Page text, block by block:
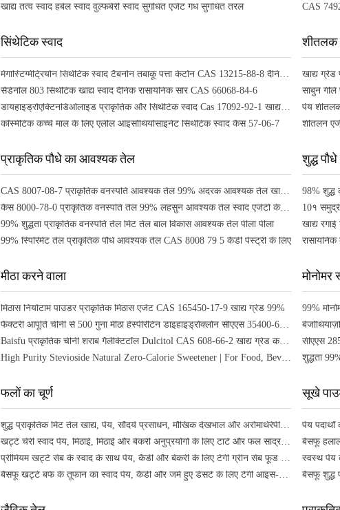
खाद्य तत्व स्वाद हर्बल स्वाद वुल्फबेरी स्वाद सुगंधित एजेंट गंध सुगंधित तरल
CAS
सिंथेटिक स्वाद
मेगास्टिग्मेट्रियोन सिंथेटिक स्वाद टैबनोन तंबाकू पत्ता केटोन CAS 13215-88-8 दैनिक रासायनिक
सैंडेनॉल 803 सिंथेटिक खाद्य स्वाद दैनिक रासायनिक सार CAS 66068-84-6
डायहाइड्रोएक्टिनडिओलाइड प्राकृतिक और सिंथेटिक स्वाद Cas 17092-92-1 खाद्य योज्य के लिए
कॉस्मेटिक कच्चे माल के लिए एलील आइसोथियोसाइनेट सिंथेटिक स्वाद कैस 57-06-7
खाद्य
साबुन
पेय
प्राकृतिक पौधे का आवश्यक तेल
CAS 8007-08-7 प्राकृतिक वनस्पति आवश्यक तेल 99% अदरक आवश्यक तेल खाद्य स्वाद और सुगंध के लिए
कैस 8000-78-0 प्राकृतिक वनस्पति तेल 99% लहसुन आवश्यक तेल स्वाद एजेंटों के लिए
99% शुद्धता प्राकृतिक वनस्पति तेल मिंट तेल बाल विकास आवश्यक तेल पीला पीला
99% स्पिरिमेंट तेल प्राकृतिक पौधे आवश्यक तेल CAS 8008 79 5 कैंडी पेस्ट्री के लिए
शुद्ध
98% शुद्ध
10१
खाद्य
मीठा करने वाला
मिठास नियोटाम पाउडर प्राकृतिक मिठास एजेंट CAS 165450-17-9 खाद्य ग्रेड 99%
फैक्टरी आपूर्ति चीनी से 500 गुना मीठा हेस्पेरिटिन डाइहाइड्रोक्लोन सीएएस 35400-60-3
Baisfu प्राकृतिक चीनी शराब गैलेक्टिटॉल Dulcitol CAS 608-66-2 खाद्य ग्रेड कम कैलोरी स्वीटनर के लिए Anti-Caries स्वीटनर कच्चे माल
High Purity Stevioside Natural Zero-Calorie Sweetener | For Food, Beverage & Pharma Industries
मोनोमर
99%
सीएएस
शुद्धता
फलों का चूर्ण
शुद्ध प्राकृतिक मिंट तेल खाद्य, पेय, सौंदर्य प्रसाधन, मौखिक देखभाल और अरोमाथेरेपी के लिए प्रीमियम मेंथोल आवश्यक तेल।
खट्टे चेरी स्वाद पेय, मिठाई, मिठाई और बेकरी अनुप्रयोगों के लिए टार्ट और फल सांद्रता ∙ प्रीमियम खट्टे चेरी सार
प्रीमियम खट्टे सेब के स्वाद के साथ पेय, कैंडी और बेकरी के लिए टेंगी ग्रीन सेब फूड ग्रेड एसेंस
बैसफू खट्टे बर्फ के तूफान का स्वाद पेय, कैंडी और जमे हुए डेसर्ट के लिए टेंगी आइस-कूल्ड फूड एसेन्स
सूखे